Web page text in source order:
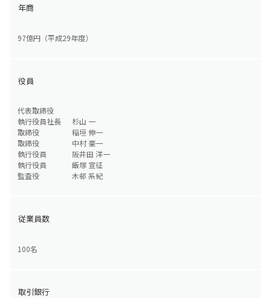
年商
97億円（平成29年度）
役員
代表取締役
執行役員社長
杉山 一
取締役
稲垣 伸一
取締役
中村 豪一
執行役員
阪井田 洋一
執行役員
飯塚 宣征
監査役
木邨 系紀
従業員数
100名
取引銀行